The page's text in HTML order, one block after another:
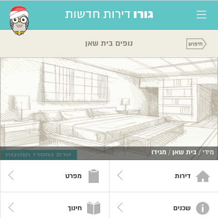
נופים בית שאן
מידי /בית שאן / מגידו
דירות מפרט
שכנים חינוך